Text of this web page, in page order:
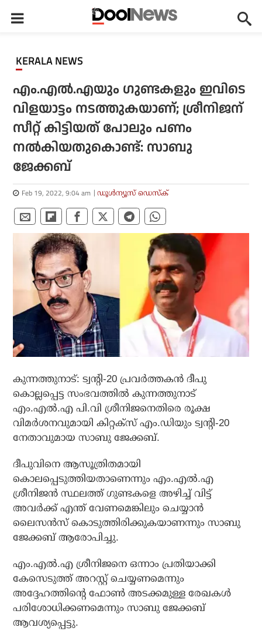
KERALA NEWS
എം.എല്‍.എയും ഗുണ്ടകളും ഇവിടെ
വിളയാട്ടം നടത്തുകയാണ്; ശ്രീനിജന്
സീറ്റ് കിട്ടിയത് പോലും പണം
നല്‍കിയതുകൊണ്ട്: സാബു
ജേക്കബ്
Feb 19, 2022, 9:04 am ഡൂള്‍ന്യൂസ് ഡെസ്‌ക്
കുന്നത്തുനാട്: ട്വന്റി-20 പ്രവര്‍ത്തകന്‍ ദീപു
കൊല്ലപ്പെട്ട സംഭവത്തില്‍ കുന്നത്തുനാട്
എം.എല്‍.എ പി.വി ശ്രീനിജനെതിരെ രൂക്ഷ
വിമര്‍ശനവുമായി കിറ്റക്‌സ് എം.ഡിയും ട്വന്റി-20
നേതാവുമായ സാബു ജേക്കബ്.
ദീപുവിനെ ആസൂത്രിതമായി
കൊലപ്പെടുത്തിയതാണെന്നും എം.എല്‍.എ
ശ്രീനിജന്‍ സ്ഥലത്ത് ഗുണ്ടകളെ അഴിച്ച് വിട്ട്
അവര്‍ക്ക് എന്ത് വേണമെങ്കിലും ചെയ്യാന്‍
ലൈസന്‍സ് കൊടുത്തിരിക്കുകയാണന്നും സാബു
ജേക്കബ് ആരോപിച്ചു.
എം.എല്‍.എ ശ്രീനിജനെ ഒന്നാം പ്രതിയാക്കി
കേസെടുത്ത് അറസ്റ്റ് ചെയ്യണമെന്നും
അദ്ദേഹത്തിന്റെ ഫോണ്‍ അടക്കമുള്ള രേഖകള്‍
പരിശോധിക്കണമെന്നും സാബു ജേക്കബ്
ആവശ്യപ്പെട്ടു.